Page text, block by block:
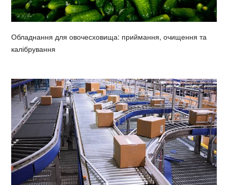
Обладнання для овочесховища: приймання, очищення та
калібрування